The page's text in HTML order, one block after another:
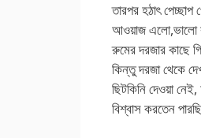
তারপর হঠাৎ
আওয়াজ এলো,ভালো
রুমের দরজার কাছে
কিন্তু দরজা থেকে
ছিটকিনি দেওয়া
বিশ্বাস করতেন